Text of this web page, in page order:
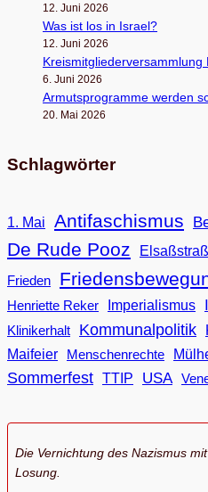
12. Juni 2026
Was ist los in Israel?
12. Juni 2026
Kreis­mit­glie­der­ver­samm­lung
6. Juni 2026
Armuts­pro­gramme wer­den
20. Mai 2026
Schlagwörter
1. Mai Antifaschismus
De Rude Pooz
Frieden
Henriette Reker
Imperialismus
Klinikerhalt Kommunalpolitik
Maifeier
Menschenrechte
Sommerfest TTIP USA
Die Vernichtung des Nazismus
Losung.